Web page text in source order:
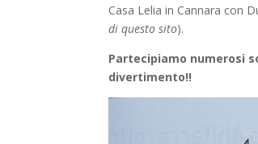
Casa Lelia in Cannara con
di questo sito).
Partecipiamo numerosi
divertimento!!